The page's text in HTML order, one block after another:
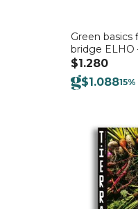
Green basics
bridge ELHO
$1.280
$1.088